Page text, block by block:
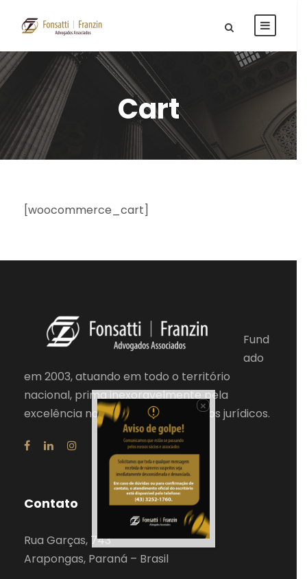
Cart
[woocommerce_cart]
Fund
ado
em 2003, atuando em todo o território
nacional, prima inexoravelmente pela
excelência na prestação de serviços jurídicos.
Contato
Rua Garças, 743
Arapongas, Paraná – Brasil
×